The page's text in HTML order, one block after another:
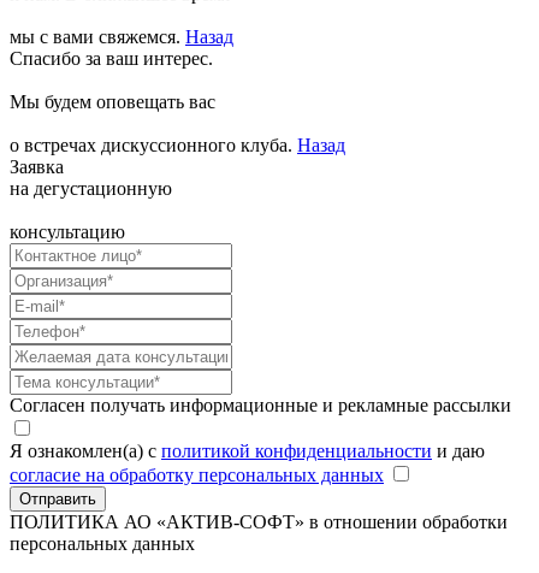
мы с вами свяжемся. Назад
Спасибо за ваш интерес.
Мы будем оповещать вас
о встречах дискуссионного клуба. Назад
Заявка
на дегустационную
консультацию
Согласен получать информационные и рекламные рассылки
Я ознакомлен(а) с политикой конфиденциальности и даю
согласие на обработку персональных данных
Отправить
ПОЛИТИКА АО «АКТИВ-СОФТ» в отношении обработки
персональных данных